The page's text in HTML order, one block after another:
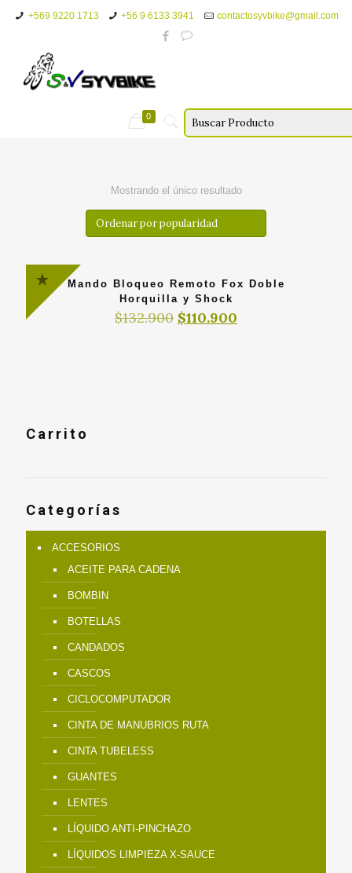
+569 9220 1713 +56 9 6133 3941 contactosyvbike@gmail.com
0
Mostrando el único resultado
Mando Bloqueo Remoto Fox Doble
Horquilla y Shock
$132.900 El
$110.900
Carrito
Categorías
ACCESORIOS
ACEITE PARA CADENA
BOMBIN
BOTELLAS
CANDADOS
CASCOS
CICLOCOMPUTADOR
CINTA DE MANUBRIOS RUTA
CINTA TUBELESS
GUANTES
LENTES
LÍQUIDO ANTI-PINCHAZO
LÍQUIDOS LIMPIEZA X-SAUCE